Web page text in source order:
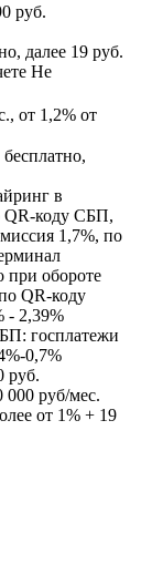
руб.
далее 19 руб.
Не
от 1,2% от
в
QR-коду СБП,
1,7%, по
при обороте
QR-коду
- 2,39%
госплатежи
0,7%
руб.
000 руб/мес.
от 1% + 19